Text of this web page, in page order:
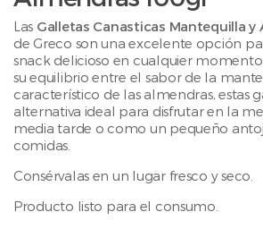
Las Galletas Canasticas Mantequilla y
de Greco son una excelente opción
snack delicioso en cualquier momento
su equilibrio entre el sabor de la
característico de las almendras, estas
alternativa ideal para disfrutar en la
media tarde o como un pequeño
comidas.
Consérvalas en un lugar fresco y seco.
Producto listo para el consumo.